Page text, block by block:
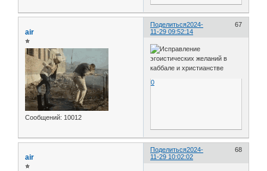
Поделиться 67
2024-
11-29 09:52:14
air
⭐
Сообщений: 10012
0
Поделиться 68
2024-
11-29 10:02:02
air
⭐